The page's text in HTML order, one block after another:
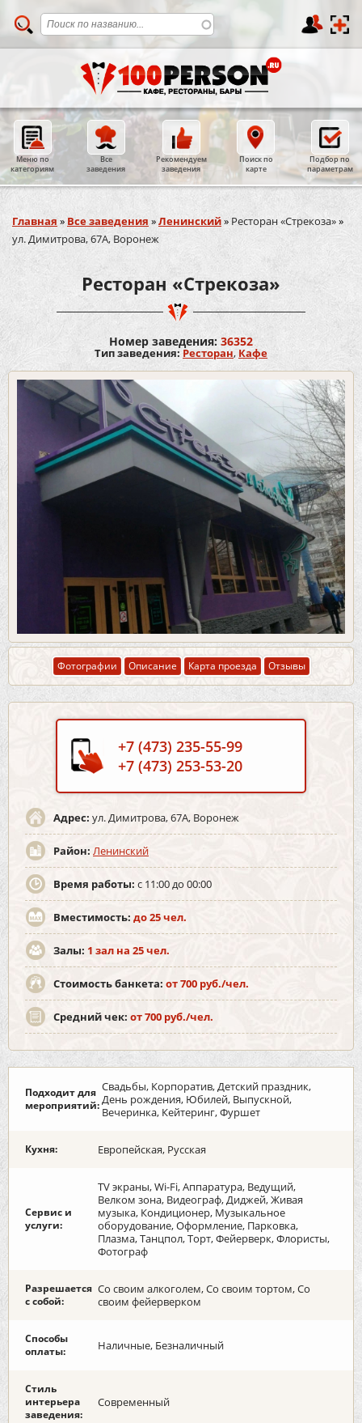
Меню по
категориям
Все
заведения
Рекомендуем
заведения
Поиск по
карте
Подбор по
параметрам
Вы здесь
Главная » Все заведения »Ленинский» Ресторан «Стрекоза»»
ул. Димитрова, 67А, Воронеж
Ресторан «Стрекоза»
Номер заведения: 36352
Тип заведения:Ресторан, Кафе
Фотографии Описание Карта проезда Отзывы
+7 (473) 235-55-99
+7 (473) 253-53-20
Адрес: ул. Димитрова, 67А, Воронеж
Район: Ленинский
Время работы: с 11:00 до 00:00
Вместимость: до 25 чел.
Залы: 1 зал на 25 чел.
Стоимость банкета: от 700 руб./чел.
Средний чек: от 700 руб./чел.
Подходит для
мероприятий:
Свадьбы, Корпоратив, Детский праздник,
День рождения, Юбилей, Выпускной,
Вечеринка, Кейтеринг, Фуршет
Кухня: Европейская, Русская
Сервис и
услуги:
TV экраны, Wi-Fi, Аппаратура, Ведущий,
Велком зона, Видеограф, Диджей, Живая
музыка, Кондиционер, Музыкальное
оборудование, Оформление, Парковка,
Плазма, Танцпол, Торт, Фейерверк, Флористы,
Фотограф
Разрешается
с собой:
Со своим алкоголем, Со своим тортом, Со
своим фейерверком
Способы
оплаты:
Наличные, Безналичный
Стиль
интерьера
заведения:
Современный